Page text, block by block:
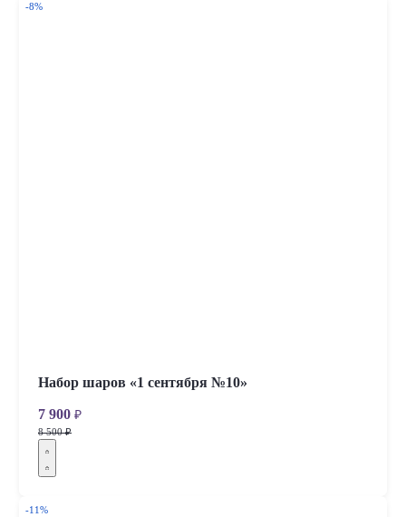
-8%
Набор шаров «1 сентября №10»
7 900 ₽
8 500 ₽
-11%